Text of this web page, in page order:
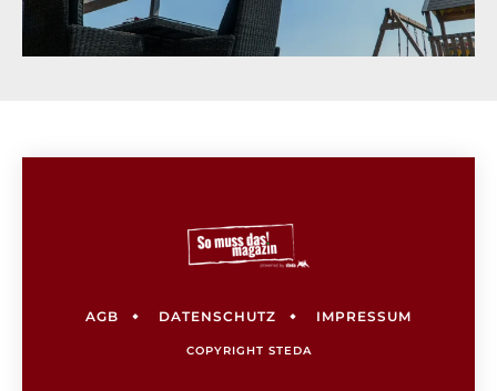
AGB DATENSCHUTZ IMPRESSUM
COPYRIGHT STEDA